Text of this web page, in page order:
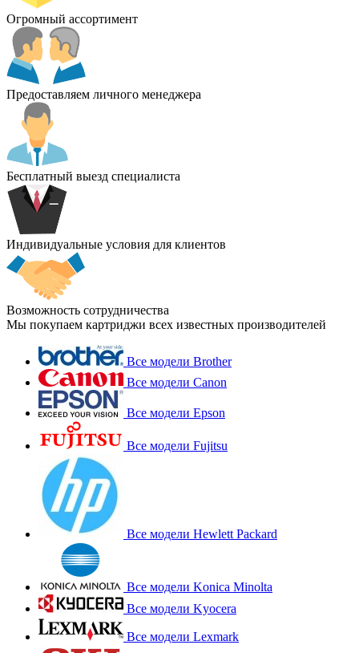
Огромный ассортимент
Предоставляем личного менеджера
Бесплатный выезд специалиста
Индивидуальные условия для клиентов
Возможность сотрудничества
Мы покупаем картриджи всех известных производителей
Все модели Brother
Все модели Canon
Все модели Epson
Все модели Fujitsu
Все модели Hewlett Packard
Все модели Konica Minolta
Все модели Kyocera
Все модели Lexmark